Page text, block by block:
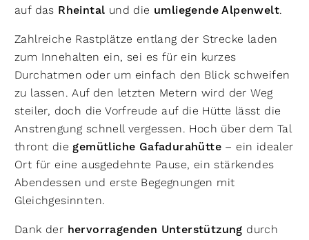
auf das Rheintal und die umliegende Alpenwelt.
Zahlreiche Rastplätze entlang der Strecke laden
zum Innehalten ein, sei es für ein kurzes
Durchatmen oder um einfach den Blick schweifen
zu lassen. Auf den letzten Metern wird der Weg
steiler, doch die Vorfreude auf die Hütte lässt die
Anstrengung schnell vergessen. Hoch über dem Tal
thront die gemütliche Gafadurahütte – ein idealer
Ort für eine ausgedehnte Pause, ein stärkendes
Abendessen und erste Begegnungen mit
Gleichgesinnten.
Dank der hervorragenden Unterstützung durch